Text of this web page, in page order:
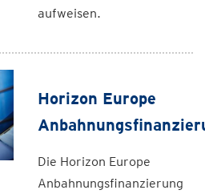
aufweisen.
Horizon Europe
Die Horizon Europe
Anbahnungsfinanzierung